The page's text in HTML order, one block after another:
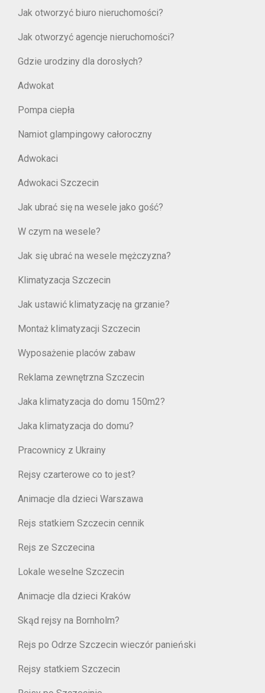
Jak otworzyć biuro nieruchomości?
Jak otworzyć agencje nieruchomości?
Gdzie urodziny dla dorosłych?
Adwokat
Pompa ciepła
Namiot glampingowy całoroczny
Adwokaci
Adwokaci Szczecin
Jak ubrać się na wesele jako gość?
W czym na wesele?
Jak się ubrać na wesele mężczyzna?
Klimatyzacja Szczecin
Jak ustawić klimatyzację na grzanie?
Montaż klimatyzacji Szczecin
Wyposażenie placów zabaw
Reklama zewnętrzna Szczecin
Jaka klimatyzacja do domu 150m2?
Jaka klimatyzacja do domu?
Pracownicy z Ukrainy
Rejsy czarterowe co to jest?
Animacje dla dzieci Warszawa
Rejs statkiem Szczecin cennik
Rejs ze Szczecina
Lokale weselne Szczecin
Animacje dla dzieci Kraków
Skąd rejsy na Bornholm?
Rejs po Odrze Szczecin wieczór panieński
Rejsy statkiem Szczecin